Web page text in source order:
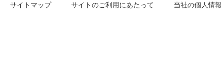
サイトマップ サイトのご利用にあたって 当社の個人情